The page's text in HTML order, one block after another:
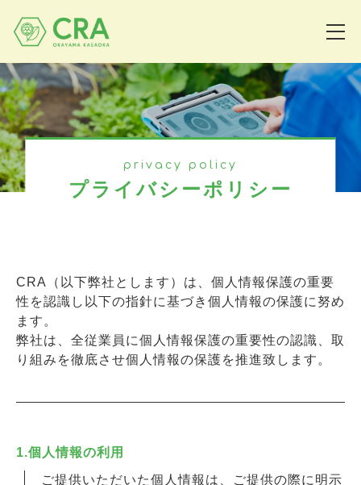
privacy policy
プライバシーポリシー
CRA（以下弊社とします）は、個人情報保護の重要
性を認識し以下の指針に基づき個人情報の保護に努め
ます。
弊社は、全従業員に個人情報保護の重要性の認識、取
り組みを徹底させ個人情報の保護を推進致します。
1.個人情報の利用
ご提供いただいた個人情報は、ご提供の際に明示